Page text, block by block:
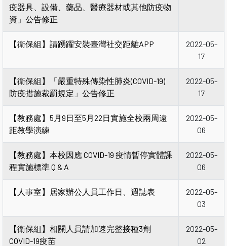
疫器具、設備、藥品、醫療器材或其他防疫物
資」公告修正
【衛保組】請踴躍安裝臺灣社交距離APP
2022-05-
17
【衛保組】「嚴重特殊傳染性肺炎(COVID-19)
防疫措施裁罰規定」公告修正
2022-05-
17
【教務處】5月9日至5月22日實施全校兩周遠
距教學演練
2022-05-
06
【教務處】本校因應 COVID-19 疫情暫停實體課
程實施標準 Q & A
2022-05-
06
【人事室】居家辦公人員工作日、週誌表
2022-05-
03
【衛保組】相關人員請加速完整接種3劑
COVID-19疫苗
2022-05-
02